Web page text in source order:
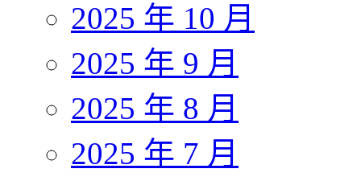
2025 年 10 月
2025 年 9 月
2025 年 8 月
2025 年 7 月